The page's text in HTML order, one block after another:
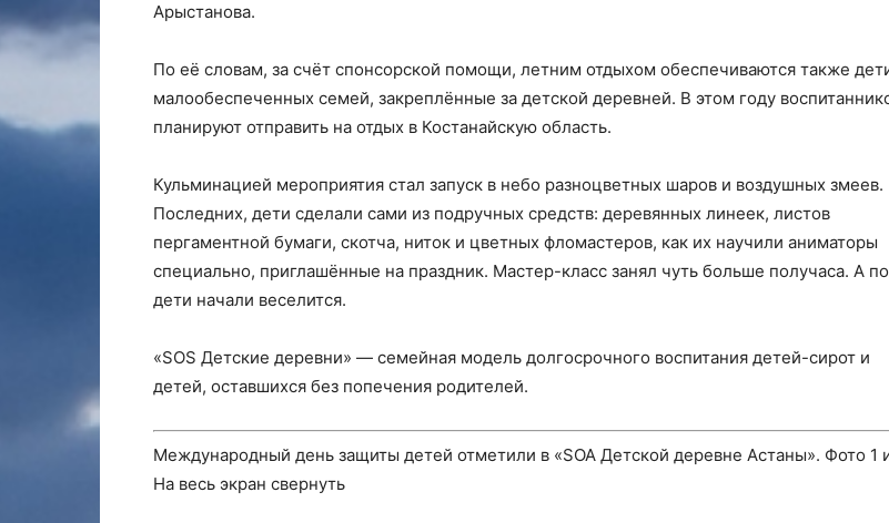
Арыстанова.
По её словам, за счёт спонсорской помощи, летним отдыхом обеспечиваются также
малообеспеченных семей, закреплённые за детской деревней. В этом году
планируют отправить на отдых в Костанайскую область.
Кульминацией мероприятия стал запуск в небо разноцветных шаров и воздушных змеев.
Последних, дети сделали сами из подручных средств: деревянных линеек, листов
пергаментной бумаги, скотча, ниток и цветных фломастеров, как их научили аниматоры
специально, приглашённые на праздник. Мастер-класс занял чуть больше получаса. А
дети начали веселится.
«SOS Детские деревни» — семейная модель долгосрочного воспитания детей-сирот и
детей, оставшихся без попечения родителей.
Международный день защиты детей отметили в «SOA Детской деревне Астаны». Фото 1
На весь экран свернуть